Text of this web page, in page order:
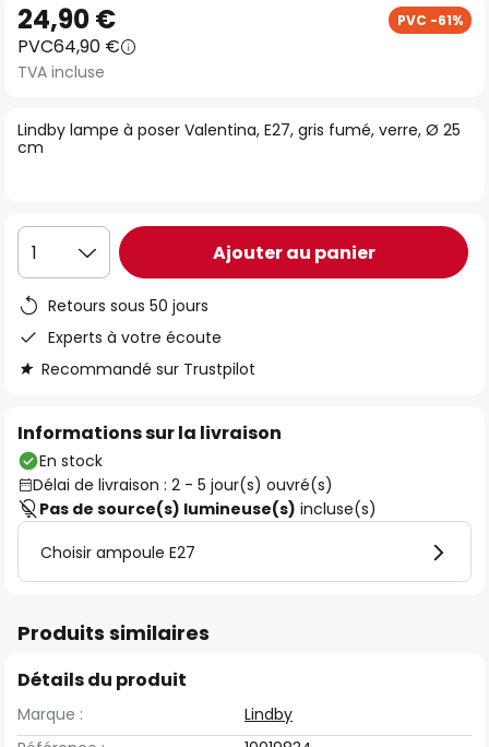
to
the
beginning
the
images
Lindby lampe à poser Valentina, E27, gris fumé, verre, Ø 25
cm
24,90 € PVC -61%
PVC64,90 €
TVA incluse
1 Ajouter au panier
Retours sous 50 jours
Experts à votre écoute
Recommandé sur Trustpilot
Informations sur la livraison
En stock
Délai de livraison : 2 - 5 jour(s) ouvré(s)
Pas de source(s) lumineuse(s) incluse(s)
Choisir ampoule E27
Produits similaires
Détails du produit
Marque :
Lindby